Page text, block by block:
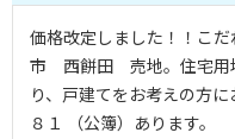
価格改定しました！！こ
市 西餅田 売地。住宅用
り、戸建てをお考えの方に
８１ （公簿）あります。